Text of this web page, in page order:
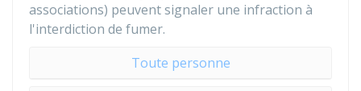
associations) peuvent signaler une infraction à
l'interdiction de fumer.
Toute personne